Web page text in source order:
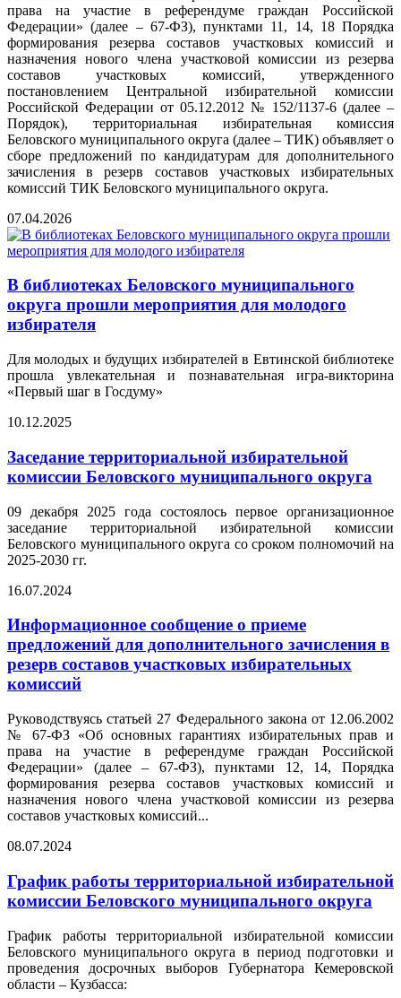
права на участие в референдуме граждан Российской
Федерации» (далее – 67-ФЗ), пунктами 11, 14, 18 Порядка
формирования резерва составов участковых комиссий и
назначения нового члена участковой комиссии из резерва
составов участковых комиссий, утвержденного
постановлением Центральной избирательной комиссии
Российской Федерации от 05.12.2012 № 152/1137-6 (далее –
Порядок), территориальная избирательная комиссия
Беловского муниципального округа (далее – ТИК) объявляет о
сборе предложений по кандидатурам для дополнительного
зачисления в резерв составов участковых избирательных
комиссий ТИК Беловского муниципального округа.
07.04.2026
В библиотеках Беловского муниципального
округа прошли мероприятия для молодого
избирателя
Для молодых и будущих избирателей в Евтинской библиотеке
прошла увлекательная и познавательная игра-викторина
«Первый шаг в Госдуму»
10.12.2025
Заседание территориальной избирательной
комиссии Беловского муниципального округа
09 декабря 2025 года состоялось первое организационное
заседание территориальной избирательной комиссии
Беловского муниципального округа со сроком полномочий на
2025-2030 гг.
16.07.2024
Информационное сообщение о приеме
предложений для дополнительного зачисления в
резерв составов участковых избирательных
комиссий
Руководствуясь статьей 27 Федерального закона от 12.06.2002
№ 67-ФЗ «Об основных гарантиях избирательных прав и
права на участие в референдуме граждан Российской
Федерации» (далее – 67-ФЗ), пунктами 12, 14, Порядка
формирования резерва составов участковых комиссий и
назначения нового члена участковой комиссии из резерва
составов участковых комиссий...
08.07.2024
График работы территориальной избирательной
комиссии Беловского муниципального округа
График работы территориальной избирательной комиссии
Беловского муниципального округа в период подготовки и
проведения досрочных выборов Губернатора Кемеровской
области – Кузбасса: